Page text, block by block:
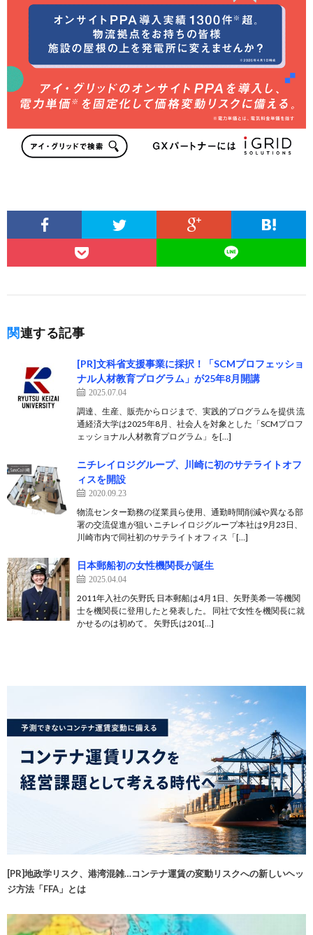
関連する記事
[PR]文科省支援事業に採択！「SCMプロフェッショ
ナル人材教育プログラム」が25年8月開講
2025.07.04
調達、生産、販売からロジまで、実践的プログラムを提供 流
通経済大学は2025年8月、社会人を対象とした「SCMプロフ
ェッショナル人材教育プログラム」を[…]
ニチレイロジグループ、川崎に初のサテライトオフ
ィスを開設
2020.09.23
物流センター勤務の従業員ら使用、通勤時間削減や異なる部
署の交流促進が狙い ニチレイロジグループ本社は9月23日、
川崎市内で同社初のサテライトオフィス「[…]
日本郵船初の女性機関長が誕生
2025.04.04
2011年入社の矢野氏 日本郵船は4月1日、矢野美希一等機関
士を機関長に登用したと発表した。 同社で女性を機関長に就
かせるのは初めて。 矢野氏は201[…]
[PR]地政学リスク、港湾混雑…コンテナ運賃の変動リスクへの新しいヘッ
ジ方法「FFA」とは